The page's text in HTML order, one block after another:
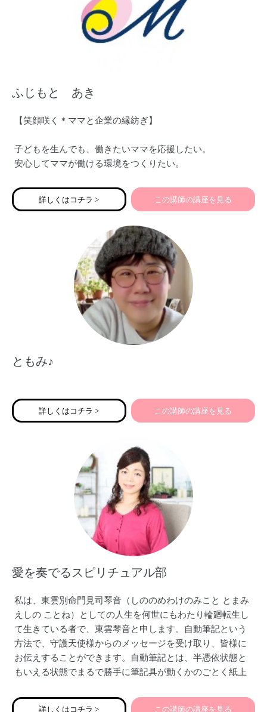
む女性に向けて発信中。
ふじもと あき
【笑顔咲く＊ママと企業の縁紡ぎ】
子どもを生んでも、働きたいママを応援したい。
安心してママが働ける環境をつくりたい。
詳しくはコチラ > この講師の講座を見る
ともみ♪
詳しくはコチラ > この講師の講座を見る
愛を奏でるスピリチュアル部
私は、東雲別命門見司琴音（しののめわけのみこと とまみ
えしの ことね）としての人生を何世にもわたり輪廻転生し
て生きている者で、東雲琴音と申します。自動筆記という
方法で、守護天使様からのメッセージを受け取り、皆様に
お伝えすることができます。自動筆記とは、半憑依状態と
もいえる状態でまるで勝手に筆記具が動くかのごとく紙上
です。私のこの能力を生かし、世界の人々を癒し助け、世
詳しくはコチラ > この講師の講座を見る